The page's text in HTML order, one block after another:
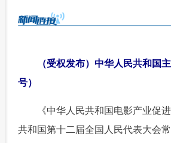
（受权发布）中华人民共和国
号）
《中华人民共和国电影产业促进
共和国第十二届全国人民代表大会